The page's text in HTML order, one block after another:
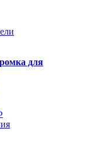
для